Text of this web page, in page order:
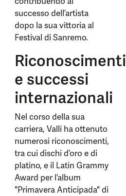
successo dell’artista
dopo la sua vittoria al
Festival di Sanremo.
Riconoscimenti
e successi
internazionali
Nel corso della sua
carriera, Valli ha ottenuto
numerosi riconoscimenti,
tra cui dischi d’oro e di
platino, e il Latin Grammy
Award per l’album
"Primavera Anticipada" di